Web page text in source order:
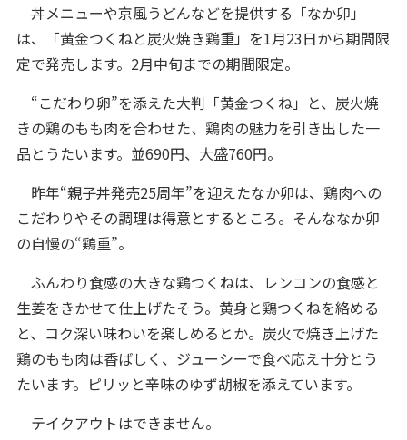
丼メニューや京風うどんなどを提供する「なか卯」
は、「黄金つくねと炭火焼き鶏重」を1月23日から期間限
定で発売します。2月中旬までの期間限定。
“こだわり卵”を添えた大判「黄金つくね」と、炭火焼
きの鶏のもも肉を合わせた、鶏肉の魅力を引き出した一
品とうたいます。並690円、大盛760円。
昨年“親子丼発売25周年”を迎えたなか卯は、鶏肉への
こだわりやその調理は得意とするところ。そんななか卯
の自慢の“鶏重”。
ふんわり食感の大きな鶏つくねは、レンコンの食感と
生姜をきかせて仕上げたそう。黄身と鶏つくねを絡める
と、コク深い味わいを楽しめるとか。炭火で焼き上げた
鶏のもも肉は香ばしく、ジューシーで食べ応え十分とう
たいます。ピリッと辛味のゆず胡椒を添えています。
テイクアウトはできません。